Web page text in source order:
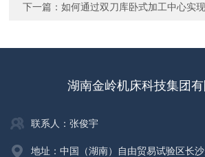
下一篇：如何通过双刀库卧式加工中心实
湖南金岭机床科技集团有
联系人：张俊宇
地址：中国（湖南）自由贸易试验区长